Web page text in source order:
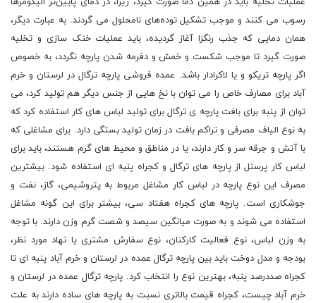
رسوب می کنند و موجب تشکیل توده‌های نامحلول می‌ گردند. به عبارت دیگر،
همان دمایی که جذب رنگزا آغاز گردیده، باید عملیات خنک سازی و تخلیه
صورت گیرد تا موجب شکست و خمش و دفرمه شدن پارچه نگردد، به خصوص
اگر پارچه تریکو و یا لاکرادار باشد. عمده فروشی پارچه ترگال در لرستان و خرم
آباد برای مصارف خاص را می توان با نخ هایی از جنس دیگر هم تولید کرد، می
توان از پنبه برای بافت پارچه ی ترگال برای تولید لباس های کار استفاده کرد که
به نوع الیاف مصرفی و تراکم بافت در زمان تولید بستگی دارد. برای مشاغلی که
با آتش و جرقه سر و کار دارند، یا در مناطق و محیط های گرم هستند، باید برای
لباس کار پرسنل از پارچه های ترگال و کجراه پنبه ای استفاده شود. بیشترین
مصرف این نوع پارچه در لباس کار مشاغل مربوط به پتروشیمی، گاز، نفت و
جوشکاری است. پارچه های کجراه هفتاد سی، بیشتر برای این گونه مشاغل
استفاده می شوند و به صورت میانگین سیصد و شصت گرم وزن دارند. با توجه
به وزن لباس، نوع فعالیت کارکنان، نوع سفارش مشتری یا نهاد مورد نظر،
بودجه و مدل دوخت باید بین پارچه ترگال عمده در لرستان و خرم آباد پنبه ای تا
کجراه صددرصد پنبه، بهترین نوع را انتخاب کرد. پارچه ترگال عمده در لرستان و
خرم آباد چیست، کجراه قیمت بالاتری نسبت به پارچه های ساده دارند به علت